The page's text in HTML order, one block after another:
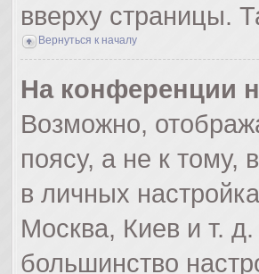
вверху страницы.
Вернуться к началу
На конференции
Возможно,
поясу, а не к тому,
в личных
Москва, Киев и т.
большинство